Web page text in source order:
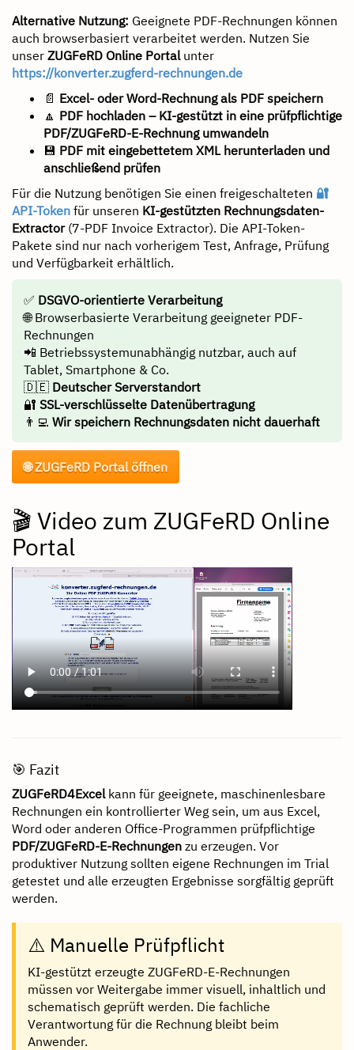
Alternative Nutzung: Geeignete PDF-Rechnungen können
auch browserbasiert verarbeitet werden. Nutzen Sie
unser ZUGFeRD Online Portalunter
https://konverter.zugferd-rechnungen.de
📄 Excel- oder Word-Rechnung als PDF speichern
🔼 PDF hochladen – KI-gestützt in eine prüfpflichtige
PDF/ZUGFeRD-E-Rechnung umwandeln
💾 PDF mit eingebettetem XML herunterladen und
anschließend prüfen
Für die Nutzung benötigen Sie einen freigeschalteten 🔐
API-Token für unseren KI-gestützten Rechnungsdaten-
Extractor(7-PDF Invoice Extractor). Die API-Token-
Pakete sind nur nach vorherigem Test, Anfrage, Prüfung
und Verfügbarkeit erhältlich.
✅ DSGVO-orientierte Verarbeitung
🌐 Browserbasierte Verarbeitung geeigneter PDF-
Rechnungen
📲 Betriebssystemunabhängig nutzbar, auch auf
Tablet, Smartphone & Co.
🇩🇪 Deutscher Serverstandort
🔐 SSL-verschlüsselte Datenübertragung
👨‍💻 Wir speichern Rechnungsdaten nicht dauerhaft
🌐 ZUGFeRD Portal öffnen
🎬 Video zum ZUGFeRD Online
Portal
🎯 Fazit
ZUGFeRD4Excelkann für geeignete, maschinenlesbare
Rechnungen ein kontrollierter Weg sein, um aus Excel,
Word oder anderen Office-Programmen prüfpflichtige
PDF/ZUGFeRD-E-Rechnungen zu erzeugen. Vor
produktiver Nutzung sollten eigene Rechnungen im Trial
getestet und alle erzeugten Ergebnisse sorgfältig geprüft
werden.
⚠️ Manuelle Prüfpflicht
KI-gestützt erzeugte ZUGFeRD-E-Rechnungen
müssen vor Weitergabe immer visuell, inhaltlich und
schematisch geprüft werden. Die fachliche
Verantwortung für die Rechnung bleibt beim
Anwender.